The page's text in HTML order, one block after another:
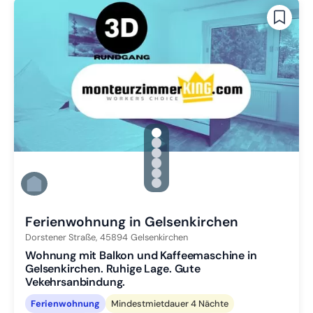
gallery.slide_selector
Zu Slide 1 wechseln
Zu Slide 2 wechseln
Zu Slide 3 wechseln
Zu Slide 4 wechseln
Zu Slide 5 wechseln
Zu Slide 6 wechseln
Ferienwohnung in Gelsenkirchen
Dorstener Straße, 45894 Gelsenkirchen
Wohnung mit Balkon und Kaffeemaschine in
Gelsenkirchen. Ruhige Lage. Gute
Vekehrsanbindung.
Ferienwohnung
Mindestmietdauer 4 Nächte